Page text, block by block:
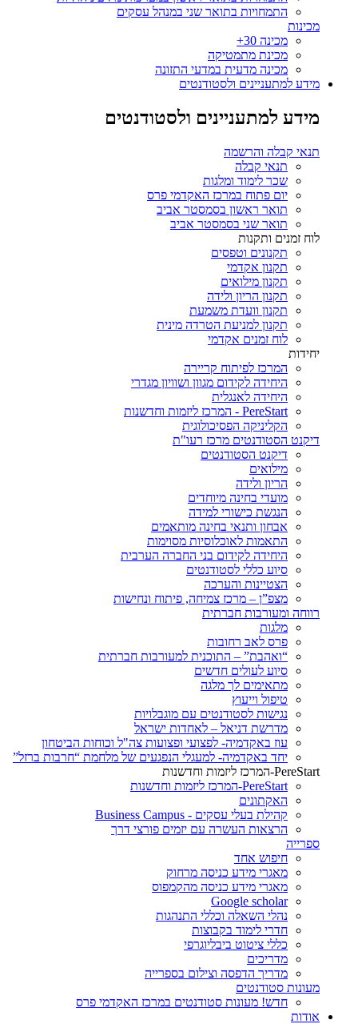
התמחויות בתואר שני במנהל עסקים
מכינות
מכינה 30+
מכינת מתמטיקה
מכינה מדעית במדעי התזונה
מידע למתעניינים ולסטודנטים
מידע למתעניינים ולסטודנטים
תנאי קבלה והרשמה
תנאי קבלה
שכר לימוד ומלגות
יום פתוח במרכז האקדמי פרס
תואר ראשון בסמסטר אביב
תואר שני בסמסטר אביב
לוח זמנים ותקנות
תקנונים וטפסים
תקנון אקדמי
תקנון מילואים
תקנון הריון ולידה
תקנון וועדת משמעת
תקנון למניעת הטרדה מינית
לוח זמנים אקדמי
יחידות
המרכז לפיתוח קריירה
היחידה לקידום מגוון ושוויון מגדרי
היחידה לאנגלית
PereStart - המרכז ליזמות וחדשנות
הקליניקה הפסיכולוגית
דיקנט הסטודנטים מרכז רעו"ת
דיקנט הסטודנטים
מילואים
הריון ולידה
מועדי בחינה מיוחדים
הנגשת כישורי למידה
אבחון ותנאי בחינה מותאמים
התאמות לאוכלוסיות מסוימות
היחידה לקידום בני החברה הערבית
סיוע כללי לסטודנטים
הצטיינות והערכה
מצפ”ן – מרכז צמיחה, פיתוח ונחישות
רווחה ומעורבות חברתית
מלגות
פרס לאב רחובות
“ואהבת” – התוכנית למעורבות חברתית
סיוע לעולים חדשים
מתאימים לך מלגה
טיפול וייעוץ
נגישות לסטודנטים עם מוגבלויות
מדרשת דניאל – לאחדות ישראל
עוז באקדמיה- לפצועי ופצועות צה"ל וכוחות הביטחון
יחד באקדמיה- למעגלי הנפגעים של מלחמת “חרבות ברזל”
PereStart-המרכז ליזמות וחדשנות
PereStart-המרכז ליזמות וחדשנות
האקתונים
קהילת בעלי עסקים - Business Campus
הרצאות העשרה עם יזמים פורצי דרך
ספרייה
חיפוש אחד
מאגרי מידע כניסה מרחוק
מאגרי מידע כניסה מהקמפוס
Google scholar
נהלי השאלה וכללי התנהגות
חדרי לימוד בקבוצות
כללי ציטוט ביבליוגרפי
מדריכים
מדריך הדפסה וצילום בספרייה
מעונות סטודנטים
חדש! מעונות סטודנטים במרכז האקדמי פרס
אודות